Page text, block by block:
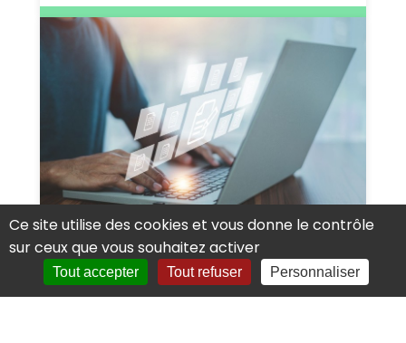
Falsification et faux documents
Lutte contre la fraude documentaire :
Ce site utilise des cookies et vous donne le contrôle
sur ceux que vous souhaitez activer
Tout accepter Tout refuser Personnaliser